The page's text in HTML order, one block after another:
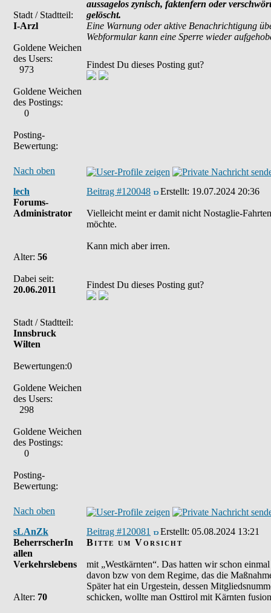
Stadt / Stadtteil:
I-Arzl
Goldene Weichen
des Users:
973
Goldene Weichen
des Postings:
0
Posting-
Bewertung:
aussagelos zynisch, faktenfern oder
gelöscht.
Eine Warnung oder aktive Benachrichtigung
Webformular kann eine Sperre wieder
Findest Du dieses Posting gut?
Nach oben
lech
Forums-
Administrator
Alter: 56
Dabei seit:
20.06.2011
Stadt / Stadtteil:
Innsbruck
Wilten
Bewertungen:0
Goldene Weichen
des Users:
298
Goldene Weichen
des Postings:
0
Posting-
Bewertung:
Beitrag #120048 Erstellt: 19.07.2024 20:36
Vielleicht meint er damit nicht Nostaglie-
möchte.
Kann mich aber irren.
Findest Du dieses Posting gut?
Nach oben
sLAnZk
BeherrscherIn
allen
Verkehrslebens
Alter: 70
Beitrag #120081 Erstellt: 05.08.2024 13:21
Bitte um Vorsicht
mit „Westkärnten“. Das hatten wir schon
davon bzw von dem Regime, das die
Später hat ein Urgestein, dessen
schicken, wollte man Osttirol mit Kärnten